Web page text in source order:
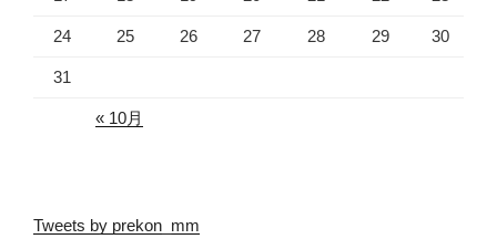
24 25 26 27 28 29 30
31
« 10月
Tweets by prekon_mm